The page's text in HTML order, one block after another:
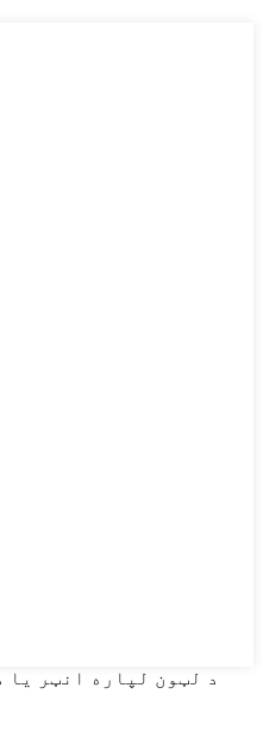
د لټون لپاره انټر یا